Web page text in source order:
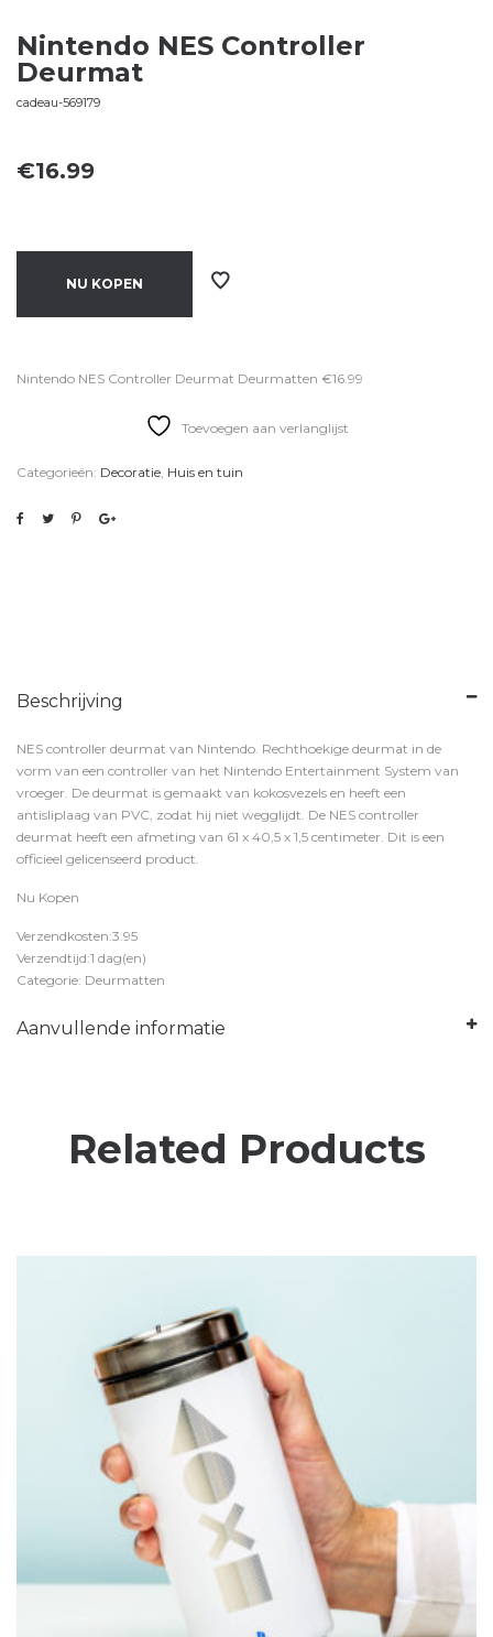
Nintendo NES Controller
Deurmat
cadeau-569179
€16.99
NU KOPEN
Nintendo NES Controller Deurmat Deurmatten €16.99
Toevoegen aan verlanglijst
Categorieën: Decoratie, Huis en tuin
Beschrijving
NES controller deurmat van Nintendo. Rechthoekige deurmat in de
vorm van een controller van het Nintendo Entertainment System van
vroeger. De deurmat is gemaakt van kokosvezels en heeft een
antisliplaag van PVC, zodat hij niet wegglijdt. De NES controller
deurmat heeft een afmeting van 61 x 40,5 x 1,5 centimeter. Dit is een
officieel gelicenseerd product.
Nu Kopen
Verzendkosten:3.95
Verzendtijd:1 dag(en)
Categorie: Deurmatten
Aanvullende informatie
Related Products